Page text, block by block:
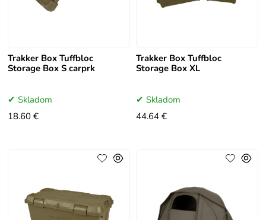
Trakker Box Tuffbloc
Storage Box S carprk
Skladom
18.60 €
Trakker Box Tuffbloc
Storage Box XL
Skladom
44.64 €